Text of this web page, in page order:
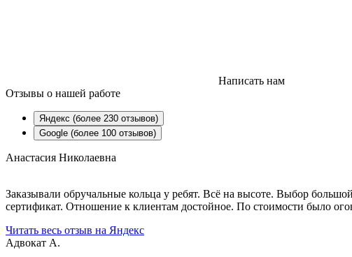
Написать нам
Отзывы о нашей работе
Яндекс (более 230 отзывов)
Google (более 100 отзывов)
Анастасия Николаевна
Заказывали обручальные кольца у ребят. Всё на высоте. Выбор
сертификат. Отношение к клиентам достойное. По стоимости было
Читать весь отзыв на Яндекс
Адвокат А.